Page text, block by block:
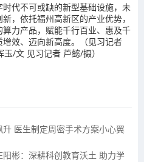
代不可或缺的新型基础设施，未
，依托福州高新区的产业优势，
力产品，赋能千行百业、惠及千
效、迈向新高度。（见习记者
玉/文 见习记者 芦懿/摄）
医生制定周密手术方案小心翼
彬：深耕科创教育沃土 助力学